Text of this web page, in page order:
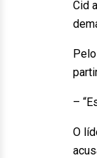
Cid
–
O